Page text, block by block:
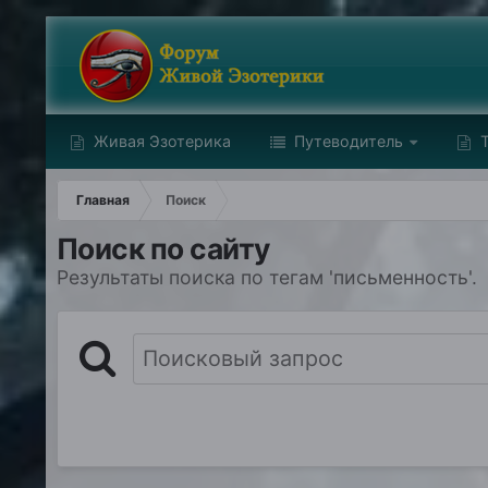
Живая Эзотерика Путеводитель
Главная Поиск
Поиск по сайту
Результаты поиска по тегам 'письменность'.